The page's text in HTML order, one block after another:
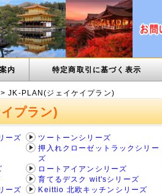
内 特定商取引に基づく表示
> JK-PLAN(ジェイケイプラン)
プラン)
ーズ ツートーンシリーズ
押入れクローゼットラックシリー
ズ
ロートアイアンシリーズ
育てるデスク wit'sシリーズ
ーズ
Keittio 北欧キッチンシリーズ